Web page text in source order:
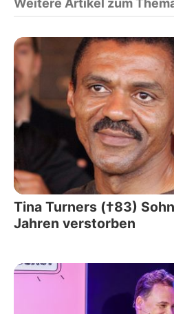
Weitere Artikel zum
Tina Turners (†83)
Jahren verstorben